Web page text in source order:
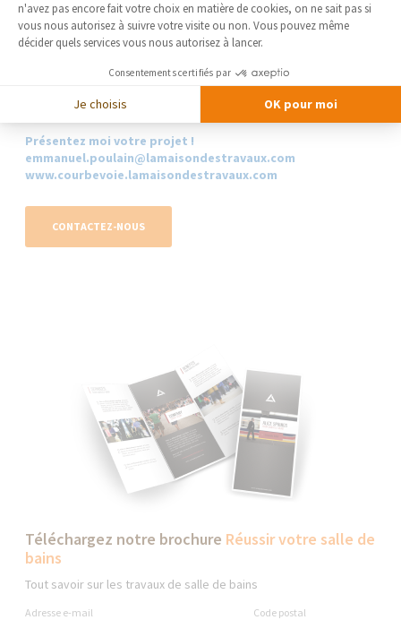
Pour ce projet complexe,contactez votre courtier en travaux de
La Maison des Travaux Courbevoie. Celui-ci se fera un plaisir de
vous guider et de sélectionner pour vous les professionnels
qualifiés (architectes, plombiers, électriciens, poseurs) pour le
Présentez moi votre projet !
emmanuel.poulain@lamaisondestravaux.com​
www.courbevoie.lamaisondestravaux.com
CONTACTEZ-NOUS
Téléchargez notre brochure Réussir votre salle de
bains
Tout savoir sur les travaux de salle de bains
Adresse e-mail Code postal
n'avez pas encore fait votre choix en matière de cookies, on ne sait pas si
vous nous autorisez à suivre votre visite ou non. Vous pouvez même
décider quels services vous nous autorisez à lancer.
Consentements certifiés par
Je choisis OK pour moi
Axeptio consent